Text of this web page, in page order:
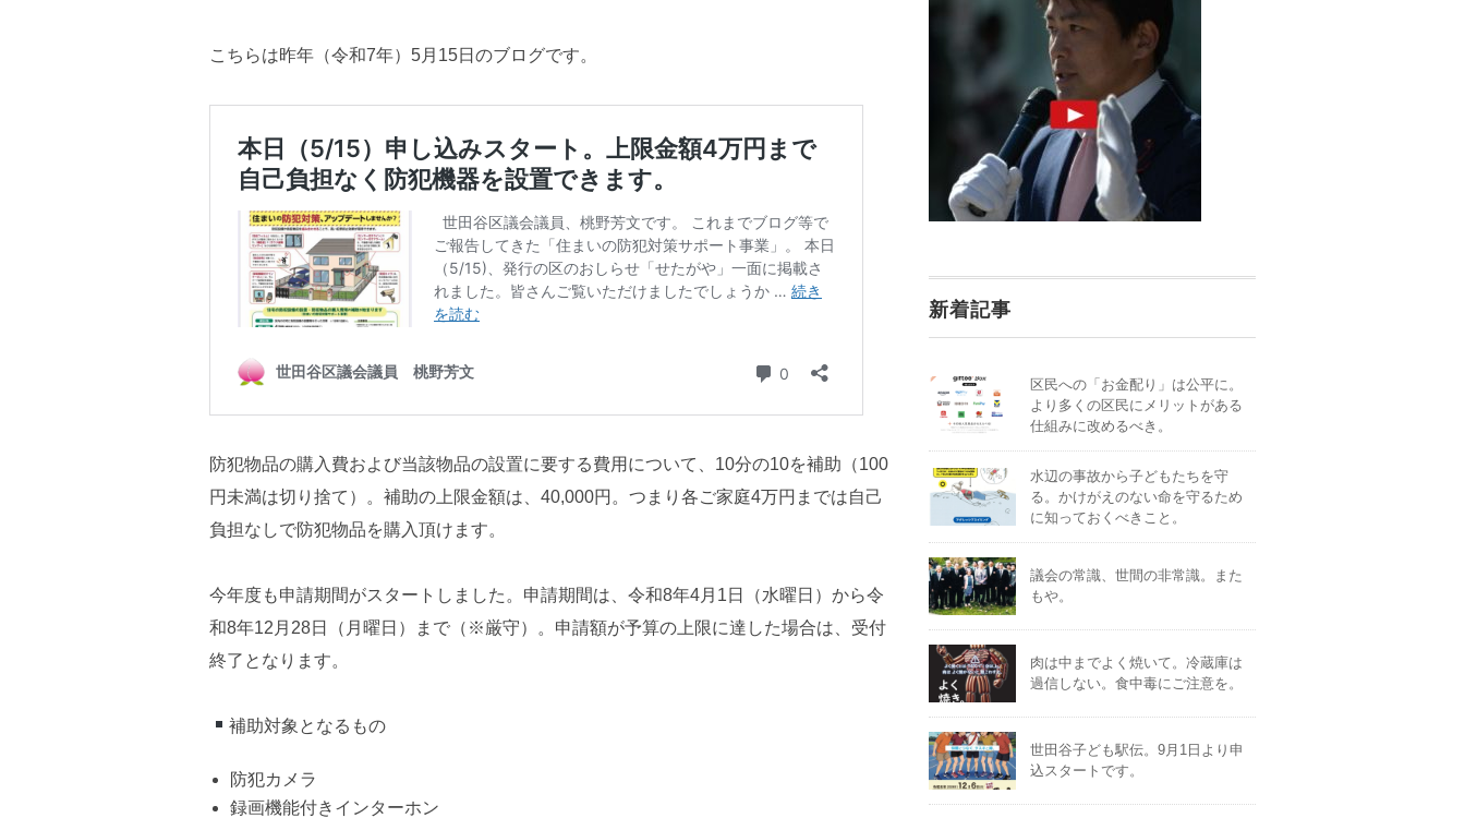
こちらは昨年（令和7年）5月15日のブログです。
防犯物品の購入費および当該物品の設置に要する費用について、10分の10を補助（100
円未満は切り捨て）。補助の上限金額は、40,000円。つまり各ご家庭4万円までは自己
負担なしで防犯物品を購入頂けます。
今年度も申請期間がスタートしました。申請期間は、令和8年4月1日（水曜日）から令
和8年12月28日（月曜日）まで（※厳守）。申請額が予算の上限に達した場合は、受付
終了となります。
補助対象となるもの
防犯カメラ
録画機能付きインターホン
新着記事
区民への「お金配り」は公平に。
より多くの区民にメリットがある
仕組みに改めるべき。
水辺の事故から子どもたちを守
る。かけがえのない命を守るため
に知っておくべきこと。
議会の常識、世間の非常識。また
もや。
肉は中までよく焼いて。冷蔵庫は
過信しない。食中毒にご注意を。
世田谷子ども駅伝。9月1日より申
込スタートです。